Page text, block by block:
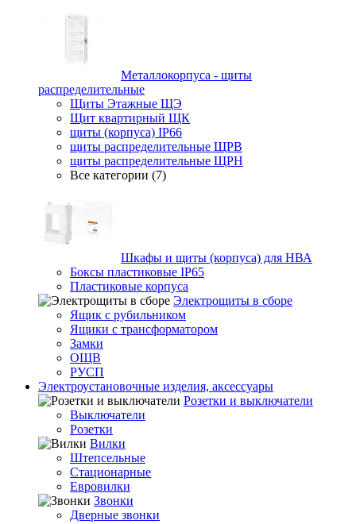
Металлокорпуса - щиты
распределительные
Щиты Этажные ЩЭ
Щит квартирный ЩК
щиты (корпуса) IP66
щиты распределительные ЩРВ
щиты распределительные ЩРН
Все категории (7)
Шкафы и щиты (корпуса) для НВА
Боксы пластиковые IP65
Пластиковые корпуса
Электрощиты в сборе
Ящик с рубильником
Ящики с трансформатором
Замки
ОЩВ
РУСП
Электроустановочные изделия, аксессуары
Розетки и выключатели
Выключатели
Розетки
Вилки
Штепсельные
Стационарные
Евровилки
Звонки
Дверные звонки